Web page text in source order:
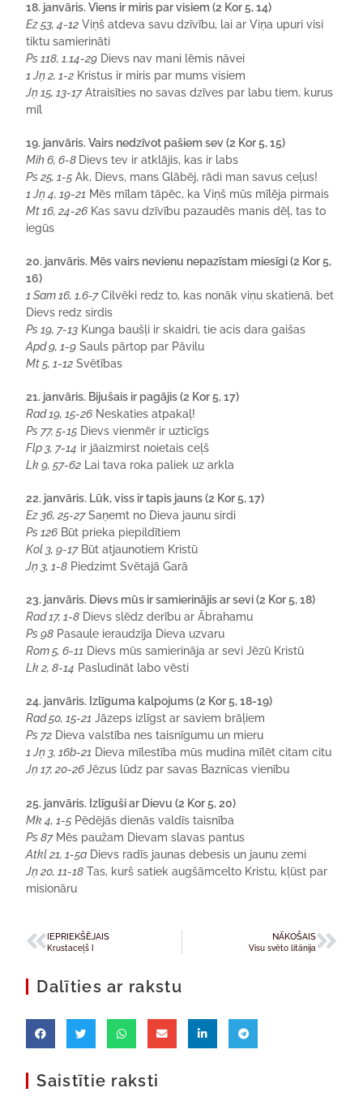
18. janvāris. Viens ir miris par visiem (2 Kor 5, 14)
Ez 53, 4-12 Viņš atdeva savu dzīvību, lai ar Viņa upuri visi
tiktu samierināti
Ps 118, 1.14-29 Dievs nav mani lēmis nāvei
1 Jņ 2, 1-2 Kristus ir miris par mums visiem
Jņ 15, 13-17Atraisīties no savas dzīves par labu tiem, kurus
mīl
19. janvāris. Vairs nedzīvot pašiem sev (2 Kor 5, 15)
Mih 6, 6-8 Dievs tev ir atklājis, kas ir labs
Ps 25, 1-5 Ak, Dievs, mans Glābēj, rādi man savus ceļus!
1 Jņ 4, 19-21 Mēs mīlam tāpēc, ka Viņš mūs mīlēja pirmais
Mt 16, 24-26 Kas savu dzīvību pazaudēs manis dēļ, tas to
iegūs
20. janvāris. Mēs vairs nevienu nepazīstam miesīgi (2 Kor 5,
16)
1 Sam 16, 1.6-7Cilvēki redz to, kas nonāk viņu skatienā, bet
Dievs redz sirdis
Ps 19, 7-13 Kunga baušļi ir skaidri, tie acis dara gaišas
Apd 9, 1-9 Sauls pārtop par Pāvilu
Mt 5, 1-12 Svētības
21. janvāris. Bijušais ir pagājis (2 Kor 5, 17)
Rad 19, 15-26 Neskaties atpakaļ!
Ps 77, 5-15 Dievs vienmēr ir uzticīgs
Flp 3, 7-14 ir jāaizmirst noietais ceļš
Lk 9, 57-62 Lai tava roka paliek uz arkla
22. janvāris. Lūk, viss ir tapis jauns (2 Kor 5, 17)
Ez 36, 25-27Saņemt no Dieva jaunu sirdi
Ps 126 Būt prieka piepildītiem
Kol 3, 9-17Būt atjaunotiem Kristū
Jņ 3, 1-8 Piedzimt Svētajā Garā
23. janvāris. Dievs mūs ir samierinājis ar sevi (2 Kor 5, 18)
Rad 17, 1-8 Dievs slēdz derību ar Ābrahamu
Ps 98 Pasaule ieraudzīja Dieva uzvaru
Rom 5, 6-11 Dievs mūs samierināja ar sevi Jēzū Kristū
Lk 2, 8-14 Pasludināt labo vēsti
24. janvāris. Izlīguma kalpojums (2 Kor 5, 18-19)
Rad 50, 15-21 Jāzeps izlīgst ar saviem brāļiem
Ps 72 Dieva valstība nes taisnīgumu un mieru
1 Jņ 3, 16b-21 Dieva mīlestība mūs mudina mīlēt citam citu
Jņ 17, 20-26Jēzus lūdz par savas Baznīcas vienību
25. janvāris. Izlīguši ar Dievu (2 Kor 5, 20)
Mk 4, 1-5 Pēdējās dienās valdīs taisnība
Ps 87Mēs paužam Dievam slavas pantus
Atkl 21, 1-5a Dievs radīs jaunas debesis un jaunu zemi
Jņ 20, 11-18 Tas, kurš satiek augšāmcelto Kristu, kļūst par
misionāru
IEPRIEKŠĒJAIS
Krustaceļš I
NĀKOŠAIS
Visu svēto litānija
Dalīties ar rakstu
Saistītie raksti